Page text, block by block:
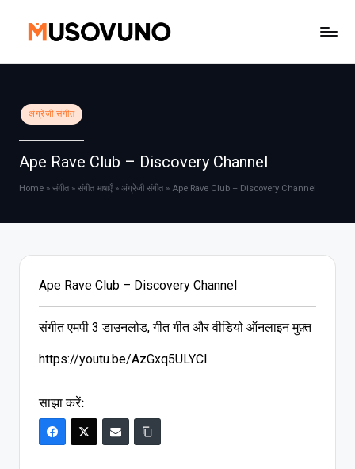
Posted
in
अंग्रेजी संगीत
Ape Rave Club – Discovery Channel
Home » संगीत » संगीत भाषाएँ » अंग्रेजी संगीत » Ape Rave Club – Discovery Channel
Ape Rave Club – Discovery Channel
संगीत एमपी 3 डाउनलोड, गीत गीत और वीडियो ऑनलाइन मुफ़्त
https://youtu.be/AzGxq5ULYCI
साझा करें: